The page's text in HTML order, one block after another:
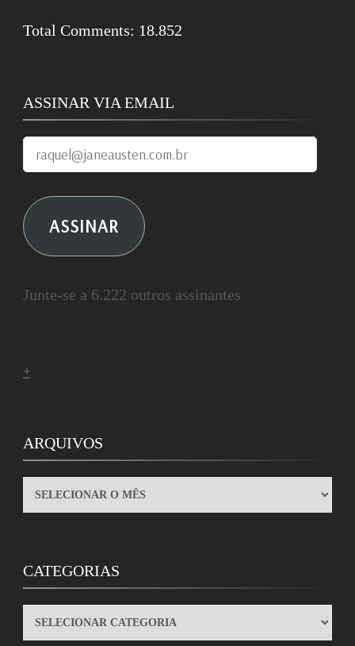
Total Comments: 18.852
ASSINAR VIA EMAIL
raquel@janeausten.com.br
ASSINAR
Junte-se a 6.222 outros assinantes
+
ARQUIVOS
ARQUIVOS
CATEGORIAS
CATEGORIAS